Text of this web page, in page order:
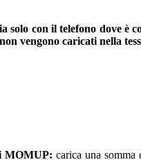
con il telefono dove è
vengono caricati nella
MOMUP:carica una